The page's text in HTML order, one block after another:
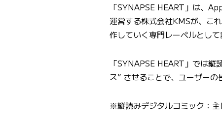
「SYNAPSE HEART」は、
運営する株式会社KMSが、こ
作していく専門レーベルとして
「SYNAPSE HEART」では
ス” させることで、ユーザーの
※縦読みデジタルコミック：主